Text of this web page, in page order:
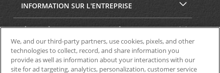
INFORMATION SUR L'ENTREPRISE
SÉCURITÉ ET CONFIDENTIALITÉ
We, and our third-party partners, use cookies, pixels, and other
technologies to collect, record, and share information you
provide as well as information about your interactions with our
site for ad targeting, analytics, personalization, customer service